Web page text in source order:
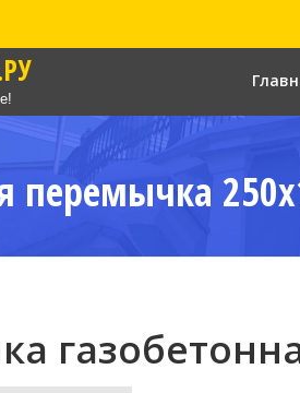
перемычка